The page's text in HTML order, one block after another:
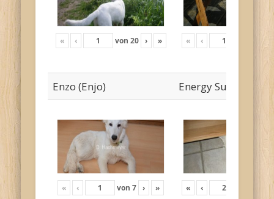
« ‹ von 20 › » « ‹
Enzo (Enjo) Energy Sunny
« ‹ von7 › » « ‹